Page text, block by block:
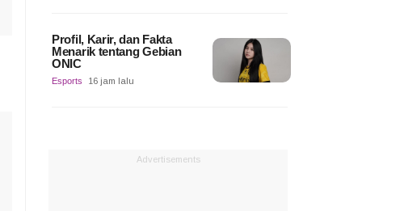
Profil, Karir, dan Fakta
Menarik tentang Gebian
ONIC
Esports 16 jam lalu
Advertisements